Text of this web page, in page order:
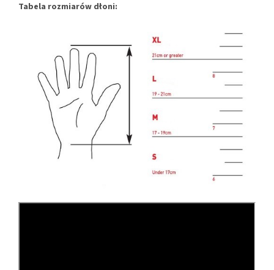
Tabela rozmiarów dłoni: